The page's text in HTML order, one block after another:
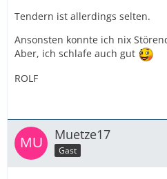
Tendern ist allerdings selten.
Ansonsten konnte ich nix
Aber, ich schlafe auch gut
ROLF
Muetze17
Gast